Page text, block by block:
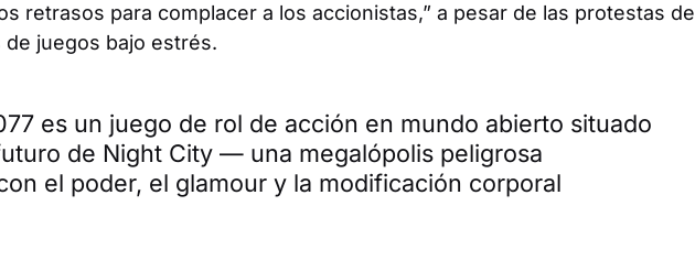
retrasos para complacer a los accionistas,” a pesar de las protestas de
juegos bajo estrés.
es un juego de rol de acción en mundo abierto situado
de Night City — una megalópolis peligrosa
el poder, el glamour y la modificación corporal